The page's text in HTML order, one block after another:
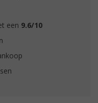
een 9.6/10